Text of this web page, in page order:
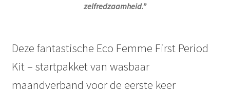
zelfredzaamheid.”
Deze fantastische Eco Femme First Period
Kit – startpakket van wasbaar
maandverband voor de eerste keer